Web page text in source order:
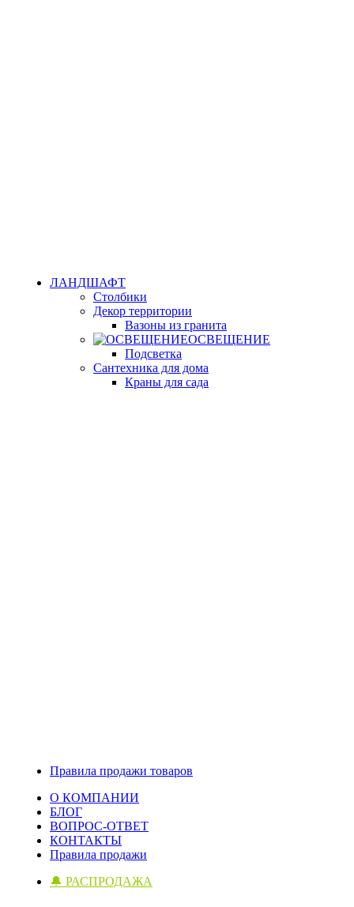
ЛАНДШАФТ
Столбики
Декор территории
Вазоны из гранита
ОСВЕЩЕНИЕ
Подсветка
Сантехника для дома
Краны для сада
Правила продажи товаров
О КОМПАНИИ
БЛОГ
ВОПРОС-ОТВЕТ
КОНТАКТЫ
Правила продажи
🔔 РАСПРОДАЖА